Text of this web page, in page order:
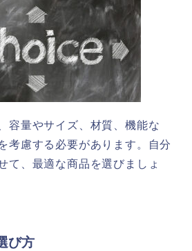
容量やサイズ、材質、機能な
考慮する必要があります。自分
て、最適な商品を選びましょ
び方